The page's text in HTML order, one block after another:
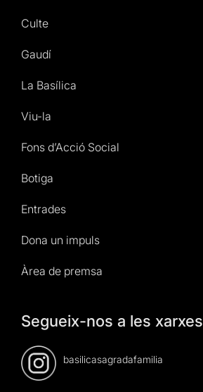
Culte
Gaudí
La Basílica
Viu-la
Fons d’Acció Social
Botiga
Entrades
Dona un impuls
Àrea de premsa
Segueix-nos a les xarxes
basilicasagradafamilia